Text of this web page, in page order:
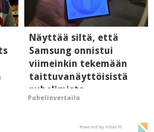
Näyttää siltä, että
Samsung onnistui
viimeinkin tekemään
taittuvanäyttöisistä
puhelimista
supersuosittuja
Puhelinvertailu
Powered by HIGH.FI